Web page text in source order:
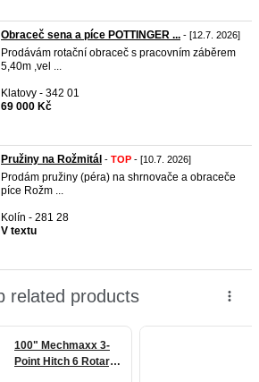
Obraceč sena a píce POTTINGER ... - [12.7. 2026]
Prodávám rotační obraceč s pracovním záběrem
5,40m ,vel ...
Klatovy - 342 01
69 000 Kč
Pružiny na Rožmitál - TOP - [10.7. 2026]
Prodám pružiny (péra) na shrnovače a obraceče
píce Rožm ...
Kolín - 281 28
V textu